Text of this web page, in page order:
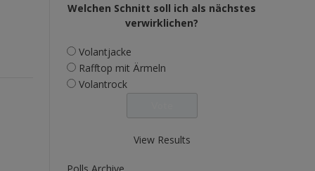
Welchen Schnitt soll ich als nächstes
verwirklichen?
Volantjacke
Rafftop mit Ärmeln
Volantrock
View Results